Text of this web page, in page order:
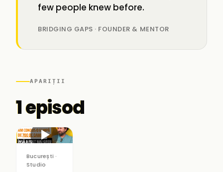
few people knew before.
BRIDGING GAPS · FOUNDER & MENTOR
APARIȚII
1 episod
▶
București ·
Studio